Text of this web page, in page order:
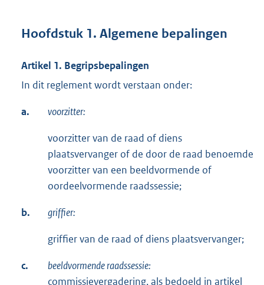
Hoofdstuk 1. Algemene bepalingen
Artikel 1. Begripsbepalingen
In dit reglement wordt verstaan onder:
a. voorzitter:
voorzitter van de raad of diens
plaatsvervanger of de door de raad benoemde
voorzitter van een beeldvormende of
oordeelvormende raadssessie;
b. griffier:
griffier van de raad of diens plaatsvervanger;
c.
beeldvormende raadssessie:
commissievergadering, als bedoeld in artikel